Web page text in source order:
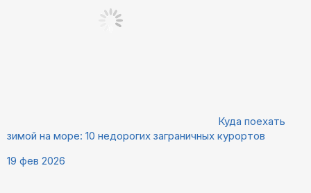
Куда поехать
зимой на море: 10 недорогих заграничных курортов
19 фев 2026